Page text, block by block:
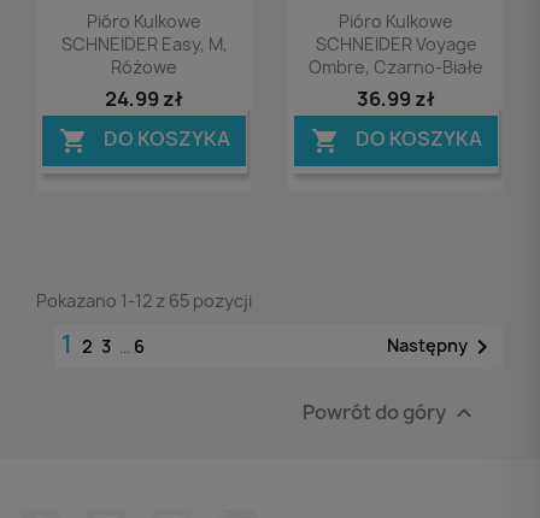
Podgląd
Pióro Kulkowe
SCHNEIDER Easy, M,
Różowe
24,99 zł
 DO KOSZYKA
Podgląd
Pióro Kulkowe
SCHNEIDER Voyage
Ombre, Czarno-Białe
36,99 zł
 DO KOSZYKA
Pokazano 1-12 z 65 pozycji
1 2 3 … 6 Następny 
Powrót do góry 